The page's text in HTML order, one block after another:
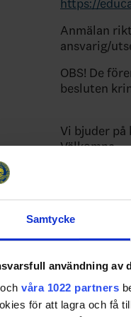
Samtycke
användning av
våra 1022 partners
för att lagra och få
https://
Anmälan
ansvarig/
OBS! De
besluten
Vi bjuder på
Välkomna